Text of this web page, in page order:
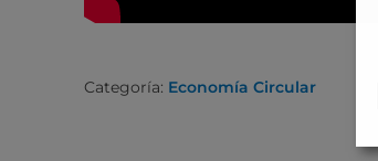
Categoría: Economía Circular